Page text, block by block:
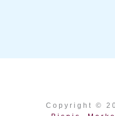
Copyright ©